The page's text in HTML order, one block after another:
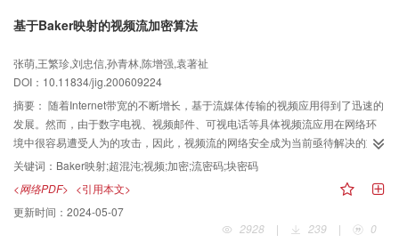
基于Baker映射的视频流加密算法
张萌,王繁珍,刘忠信,孙青林,陈增强,袁著祉
DOI：10.11834/jig.200609224
摘要： 随着Internet带宽的不断增长，基于流媒体传输的视频应用得到了迅速的
发展。然而，由于数字电视、视频邮件、可视电话等具体视频流应用在网络环
境中很容易遭受人为的攻击，因此，视频流的网络安全成为当前亟待解决的重
要研究课题之一。近年来，虽然出现了很多图像和视频的加密算法，然而很多
算法在安全性或加密速度上存在缺陷。为此，结合其他算法的优点，提出了一
种流密码与块密码相结合的加密算法。其中流密码用来产生伪随机序列，块密
码用来置乱数据。由于Baker映射经改进后可以抵挡已知明文攻击，并且实现简
单，而4维超混沌方程则不但可提高加密速度，还可增加密码的复杂度，因此可
关键词： Baker映射;超混沌;视频;加密;流密码;块密码
<网络PDF> <引用本文>
更新时间： 2024-05-07
2928
| 239 | 0